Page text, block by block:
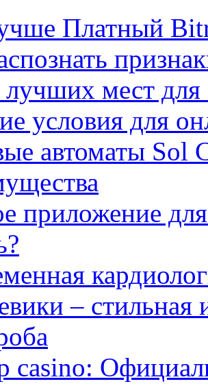
Платный
мест для
условия для
автоматы Sol
приложение
– стильная
casino: